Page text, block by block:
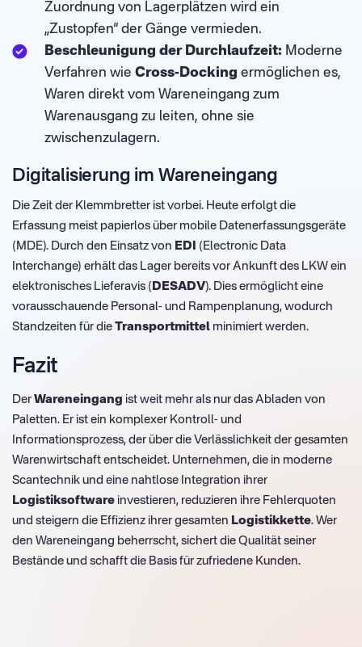
Zuordnung von Lagerplätzen wird ein
„Zustopfen“ der Gänge vermieden.
Beschleunigung der Durchlaufzeit: Moderne
Verfahren wie Cross-Docking ermöglichen es,
Waren direkt vom Wareneingang zum
Warenausgang zu leiten, ohne sie
zwischenzulagern.
Digitalisierung im Wareneingang
Die Zeit der Klemmbretter ist vorbei. Heute erfolgt die
Erfassung meist papierlos über mobile Datenerfassungsgeräte
(MDE). Durch den Einsatz von EDI
(Electronic Data
Interchange) erhält das Lager bereits vor Ankunft des LKW ein
elektronisches Lieferavis ( DESADV). Dies ermöglicht eine
vorausschauende Personal- und Rampenplanung, wodurch
Standzeiten für die Transportmittel minimiert werden.
Fazit
Der Wareneingang ist weit mehr als nur das Abladen von
Paletten. Er ist ein komplexer Kontroll- und
Informationsprozess, der über die Verlässlichkeit der gesamten
Warenwirtschaft entscheidet. Unternehmen, die in moderne
Scantechnik und eine nahtlose Integration ihrer
Logistiksoftware investieren, reduzieren ihre Fehlerquoten
und steigern die Effizienz ihrer gesamten Logistikkette. Wer
den Wareneingang beherrscht, sichert die Qualität seiner
Bestände und schafft die Basis für zufriedene Kunden.